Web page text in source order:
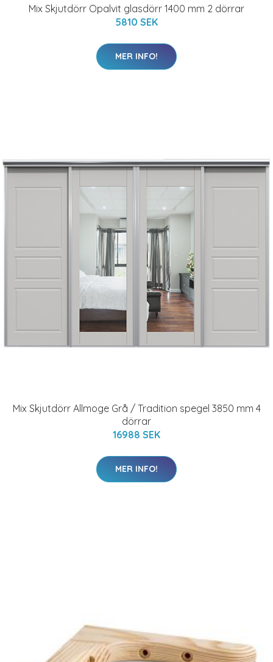
Mix Skjutdörr Opalvit glasdörr 1400 mm 2 dörrar
5810 SEK
MER INFO!
Mix Skjutdörr Allmoge Grå / Tradition spegel 3850 mm 4
dörrar
16988 SEK
MER INFO!